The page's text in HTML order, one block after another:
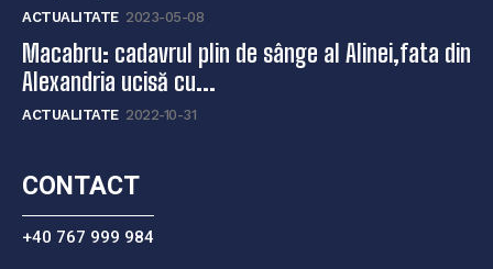
ACTUALITATE 2023-05-08
Macabru: cadavrul plin de sânge al Alinei,fata din
Alexandria ucisă cu...
ACTUALITATE 2022-10-31
CONTACT
+40 767 999 984